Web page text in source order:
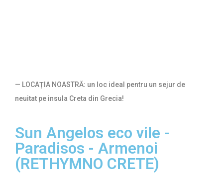
— LOCAȚIA NOASTRĂ: un loc ideal pentru un sejur de
neuitat pe insula Creta din Grecia!
Sun Angelos eco vile -
Paradisos - Armenoi
(RETHYMNO CRETE)